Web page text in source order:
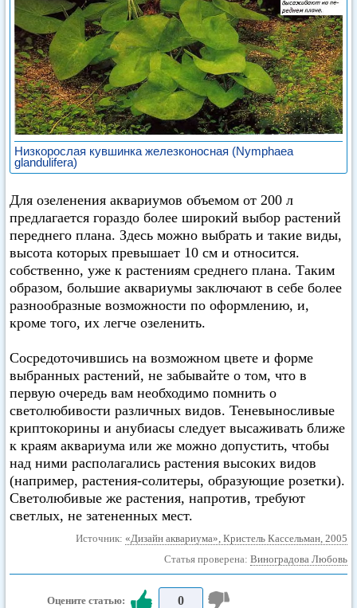
Низкорослая кувшинка железконосная (Nymphaea
glandulifera)
Для озеленения аквариумов объемом от 200 л
предлагается гораздо более широкий выбор растений
переднего плана. Здесь можно выбрать и такие виды,
высота которых превышает 10 см и относится.
собственно, уже к растениям среднего плана. Таким
образом, большие аквариумы заключают в себе более
разнообразные возможности по оформлению, и,
кроме того, их легче озеленить.
Сосредоточившись на возможном цвете и форме
выбранных растений, не забывайте о том, что в
первую очередь вам необходимо помнить о
светолюбивости различных видов. Теневыносливые
криптокорины и анубиасы следует высаживать ближе
к краям аквариума или же можно допустить, чтобы
над ними располагались растения высоких видов
(например, растения-солитеры, образующие розетки).
Светолюбивые же растения, напротив, требуют
светлых, не затененных мест.
Источник: «Дизайн аквариума», Кристель Кассельман, 2005
Статья проверена: Виноградова Любовь
Оцените статью: 0